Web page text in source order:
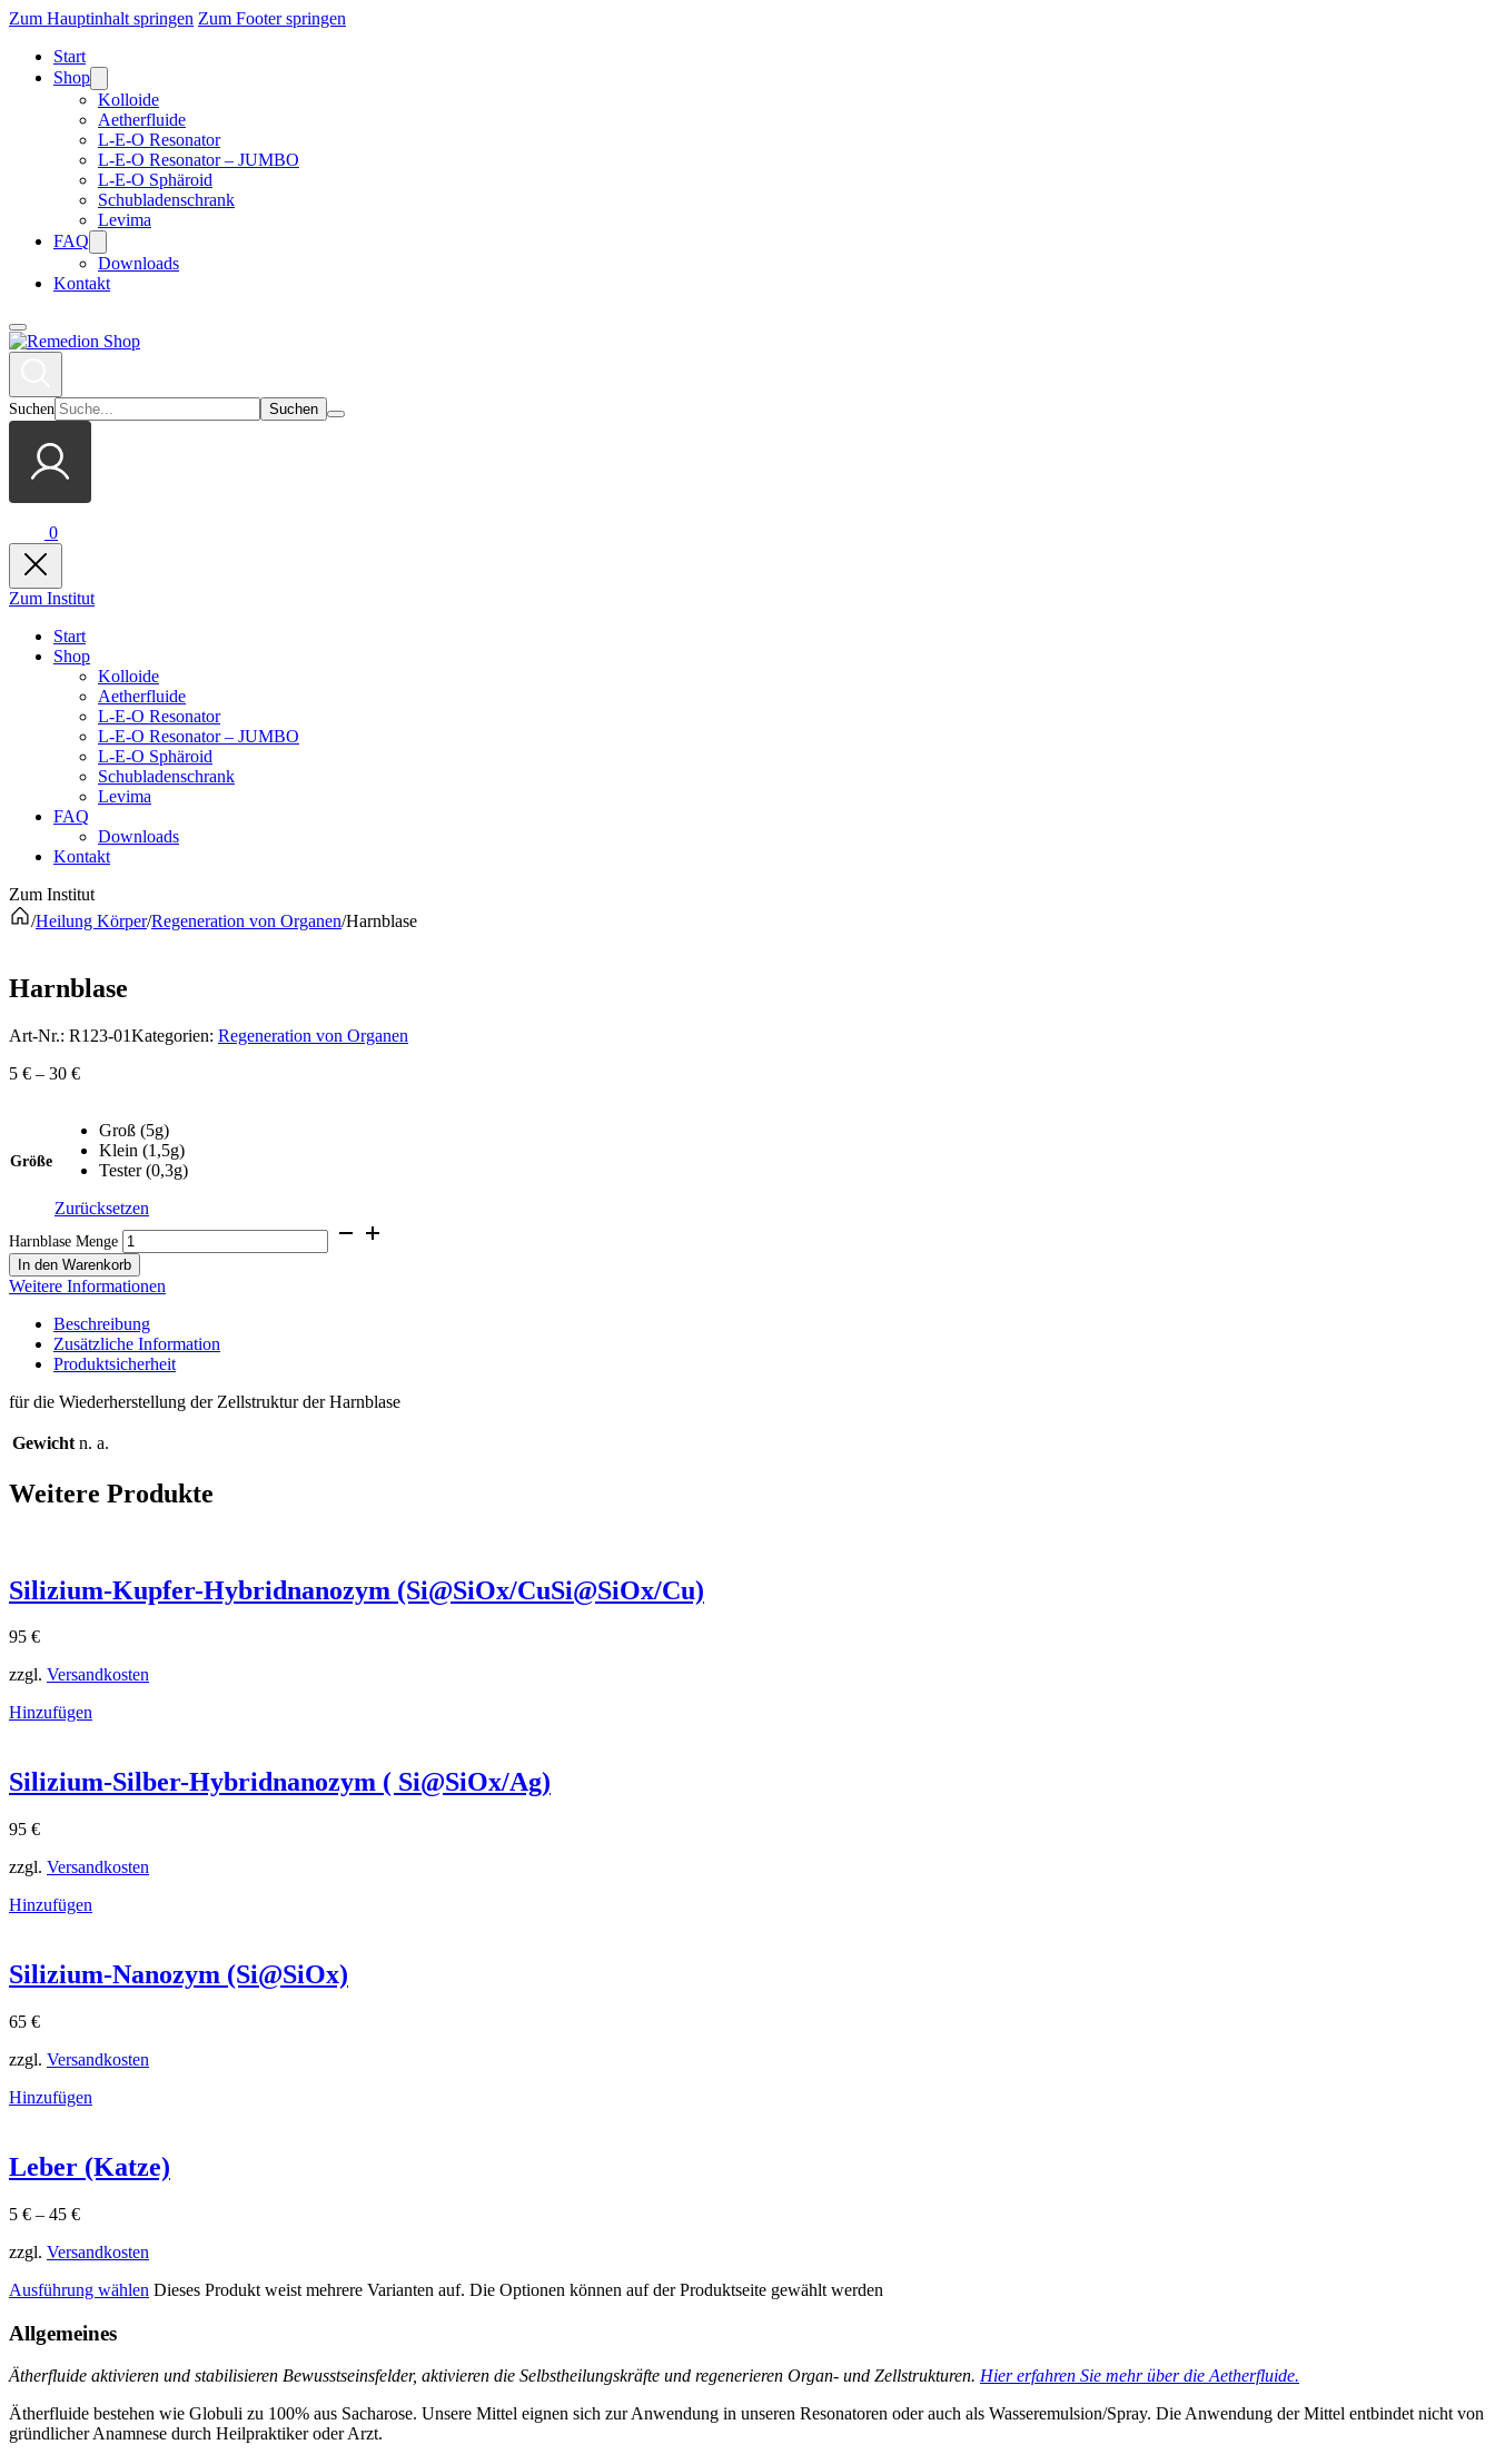
Zum Hauptinhalt springen Zum Footer springen
Start
Shop
Kolloide
Aetherfluide
L-E-O Resonator
L-E-O Resonator – JUMBO
L-E-O Sphäroid
Schubladenschrank
Levima
FAQ
Downloads
Kontakt
Suchen
0
Zum Institut
Start
Shop
Kolloide
Aetherfluide
L-E-O Resonator
L-E-O Resonator – JUMBO
L-E-O Sphäroid
Schubladenschrank
Levima
FAQ
Downloads
Kontakt
Zum Institut
/Heilung Körper/Regeneration von Organen/Harnblase
Harnblase
Art-Nr.: R123-01Kategorien: Regeneration von Organen
5 € – 30 €
Größe
Groß (5g)
Klein (1,5g)
Tester (0,3g)
Zurücksetzen
Harnblase Menge
In den Warenkorb
Weitere Informationen
Beschreibung
Zusätzliche Information
Produktsicherheit
für die Wiederherstellung der Zellstruktur der Harnblase
Gewicht n. a.
Weitere Produkte
Silizium-Kupfer-Hybridnanozym (Si@SiOx/CuSi@SiOx​/Cu)
95 €
zzgl. Versandkosten
Hinzufügen
Silizium-Silber-Hybridnanozym ( Si@SiOx/Ag)
95 €
zzgl. Versandkosten
Hinzufügen
Silizium-Nanozym (Si@SiOx)
65 €
zzgl. Versandkosten
Hinzufügen
Leber (Katze)
5 € – 45 €
zzgl. Versandkosten
Ausführung wählen Dieses Produkt weist mehrere Varianten auf. Die Optionen können auf der Produktseite gewählt werden
Allgemeines
Ätherfluide aktivieren und stabilisieren Bewusstseinsfelder, aktivieren die Selbstheilungskräfte und regenerieren Organ- und Zellstrukturen. Hier erfahren Sie mehr über die Aetherfluide.
Ätherfluide bestehen wie Globuli zu 100% aus Sacharose. Unsere Mittel eignen sich zur Anwendung in unseren Resonatoren oder auch als Wasseremulsion/Spray. Die Anwendung der Mittel entbindet nicht von
gründlicher Anamnese durch Heilpraktiker oder Arzt.